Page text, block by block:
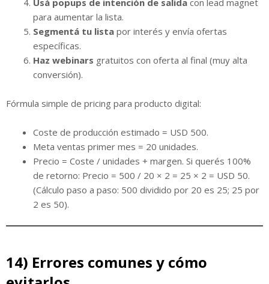
Usá popups de intención de salida con lead magnet
para aumentar la lista.
Segmentá tu lista por interés y envía ofertas
específicas.
Haz webinars gratuitos con oferta al final (muy alta
conversión).
Fórmula simple de pricing para producto digital:
Coste de producción estimado = USD 500.
Meta ventas primer mes = 20 unidades.
Precio = Coste / unidades + margen. Si querés 100%
de retorno: Precio = 500 / 20 × 2 = 25 × 2 = USD 50.
(Cálculo paso a paso: 500 dividido por 20 es 25; 25 por
2 es 50).
14) Errores comunes y cómo